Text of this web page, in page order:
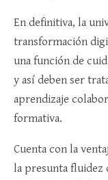
En definitiva, la
transformación
una función de
y así deben ser
aprendizaje
formativa.
Cuenta con la
la presunta fluidez